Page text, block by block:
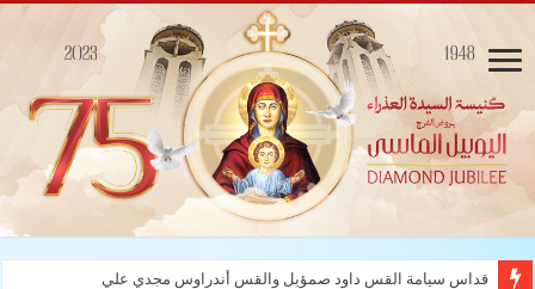
قداس سيامة القس داود صمؤيل والقس أندراوس مجدي علي كنيسة ال